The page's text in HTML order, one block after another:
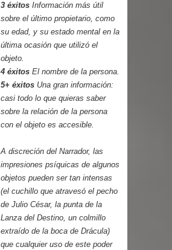
3 éxitos Información más útil
sobre el último propietario, como
su edad, y su estado mental en la
última ocasión que utilizó el
objeto.
4 éxitos El nombre de la persona.
5+ éxitos Una gran información:
casi todo lo que quieras saber
sobre la relación de la persona
con el objeto es accesible.
A discreción del Narrador, las
impresiones psíquicas de algunos
objetos pueden ser tan intensas
(el cuchillo que atravesó el pecho
de Julio César, la punta de la
Lanza del Destino, un colmillo
extraído de la boca de Drácula)
que cualquier uso de este poder